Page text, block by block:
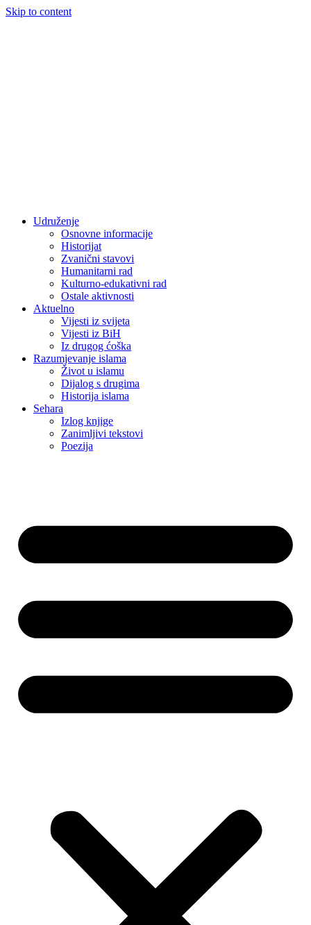
Skip to content
Udruženje
Osnovne informacije
Historijat
Zvanični stavovi
Humanitarni rad
Kulturno-edukativni rad
Ostale aktivnosti
Aktuelno
Vijesti iz svijeta
Vijesti iz BiH
Iz drugog ćoška
Razumjevanje islama
Život u islamu
Dijalog s drugima
Historija islama
Sehara
Izlog knjige
Zanimljivi tekstovi
Poezija